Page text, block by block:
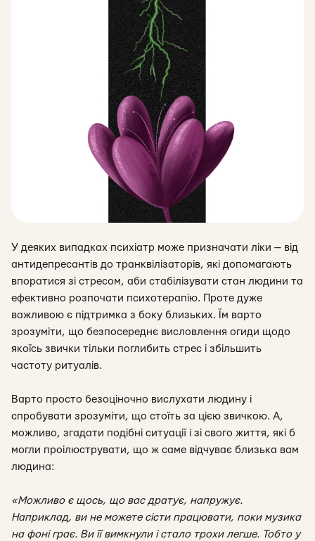
У деяких випадках психіатр може призначати ліки — від
антидепресантів до транквілізаторів, які допомагають
впоратися зі стресом, аби стабілізувати стан людини та
ефективно розпочати психотерапію. Проте дуже
важливою є підтримка з боку близьких. Їм варто
зрозуміти, що безпосереднє висловлення огиди щодо
якоїсь звички тільки поглибить стрес і збільшить
частоту ритуалів.
Варто просто безоціночно вислухати людину і
спробувати зрозуміти, що стоїть за цією звичкою. А,
можливо, згадати подібні ситуації і зі свого життя, які б
могли проілюструвати, що ж саме відчуває близька вам
людина:
«Можливо є щось, що вас дратує, напружує.
Наприклад, ви не можете сісти працювати, поки музика
на фоні грає. Ви її вимкнули і стало трохи легше. Тобто у